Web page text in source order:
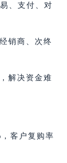
、支付、对
销商、次终
解决资金难
，客户复购率